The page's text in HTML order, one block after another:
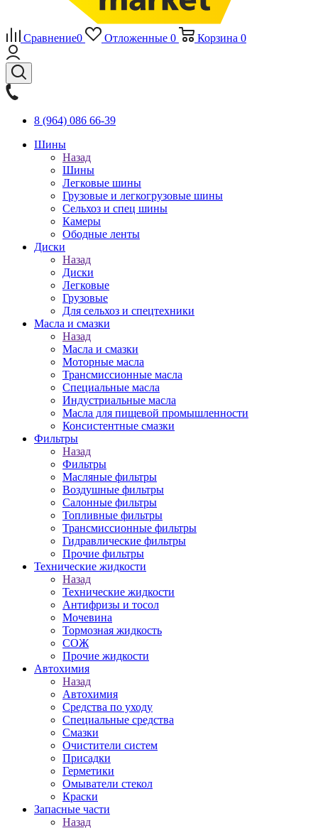
Сравнение0 Отложенные 0 Корзина 0
8 (964) 086 66-39
Шины
Назад
Шины
Легковые шины
Грузовые и легкогрузовые шины
Сельхоз и спец шины
Камеры
Ободные ленты
Диски
Назад
Диски
Легковые
Грузовые
Для сельхоз и спецтехники
Масла и смазки
Назад
Масла и смазки
Моторные масла
Трансмиссионные масла
Специальные масла
Индустриальные масла
Масла для пищевой промышленности
Консистентные смазки
Фильтры
Назад
Фильтры
Масляные фильтры
Воздушные фильтры
Салонные фильтры
Топливные фильтры
Трансмиссионные фильтры
Гидравлические фильтры
Прочие фильтры
Технические жидкости
Назад
Технические жидкости
Антифризы и тосол
Мочевина
Тормозная жидкость
СОЖ
Прочие жидкости
Автохимия
Назад
Автохимия
Средства по уходу
Специальные средства
Смазки
Очистители систем
Присадки
Герметики
Омыватели стекол
Краски
Запасные части
Назад